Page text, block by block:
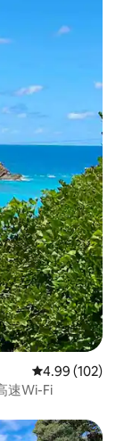
レビュー102
4.99 (102)
速Wi-Fi